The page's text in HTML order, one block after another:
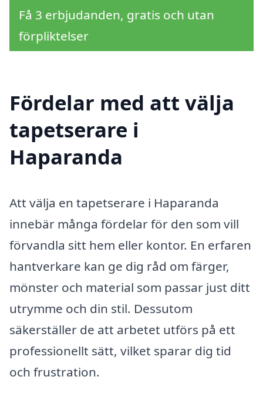
Få 3 erbjudanden, gratis och utan
förpliktelser
Fördelar med att välja
tapetserare i
Haparanda
Att välja en tapetserare i Haparanda
innebär många fördelar för den som vill
förvandla sitt hem eller kontor. En erfaren
hantverkare kan ge dig råd om färger,
mönster och material som passar just ditt
utrymme och din stil. Dessutom
säkerställer de att arbetet utförs på ett
professionellt sätt, vilket sparar dig tid
och frustration.